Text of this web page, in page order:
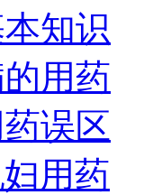
知识
用药
误区
用药